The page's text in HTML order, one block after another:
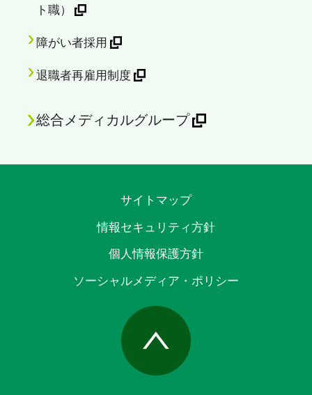
ト職）
障がい者採用
退職者再雇用制度
総合メディカルグループ
サイトマップ
情報セキュリティ方針
個人情報保護方針
ソーシャルメディア・ポリシー
Page Top